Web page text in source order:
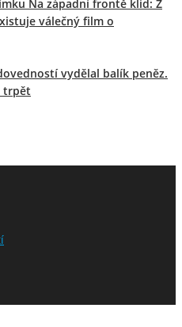
Na západní frontě klid: Z
válečný film o
vydělal balík peněz.
trpět